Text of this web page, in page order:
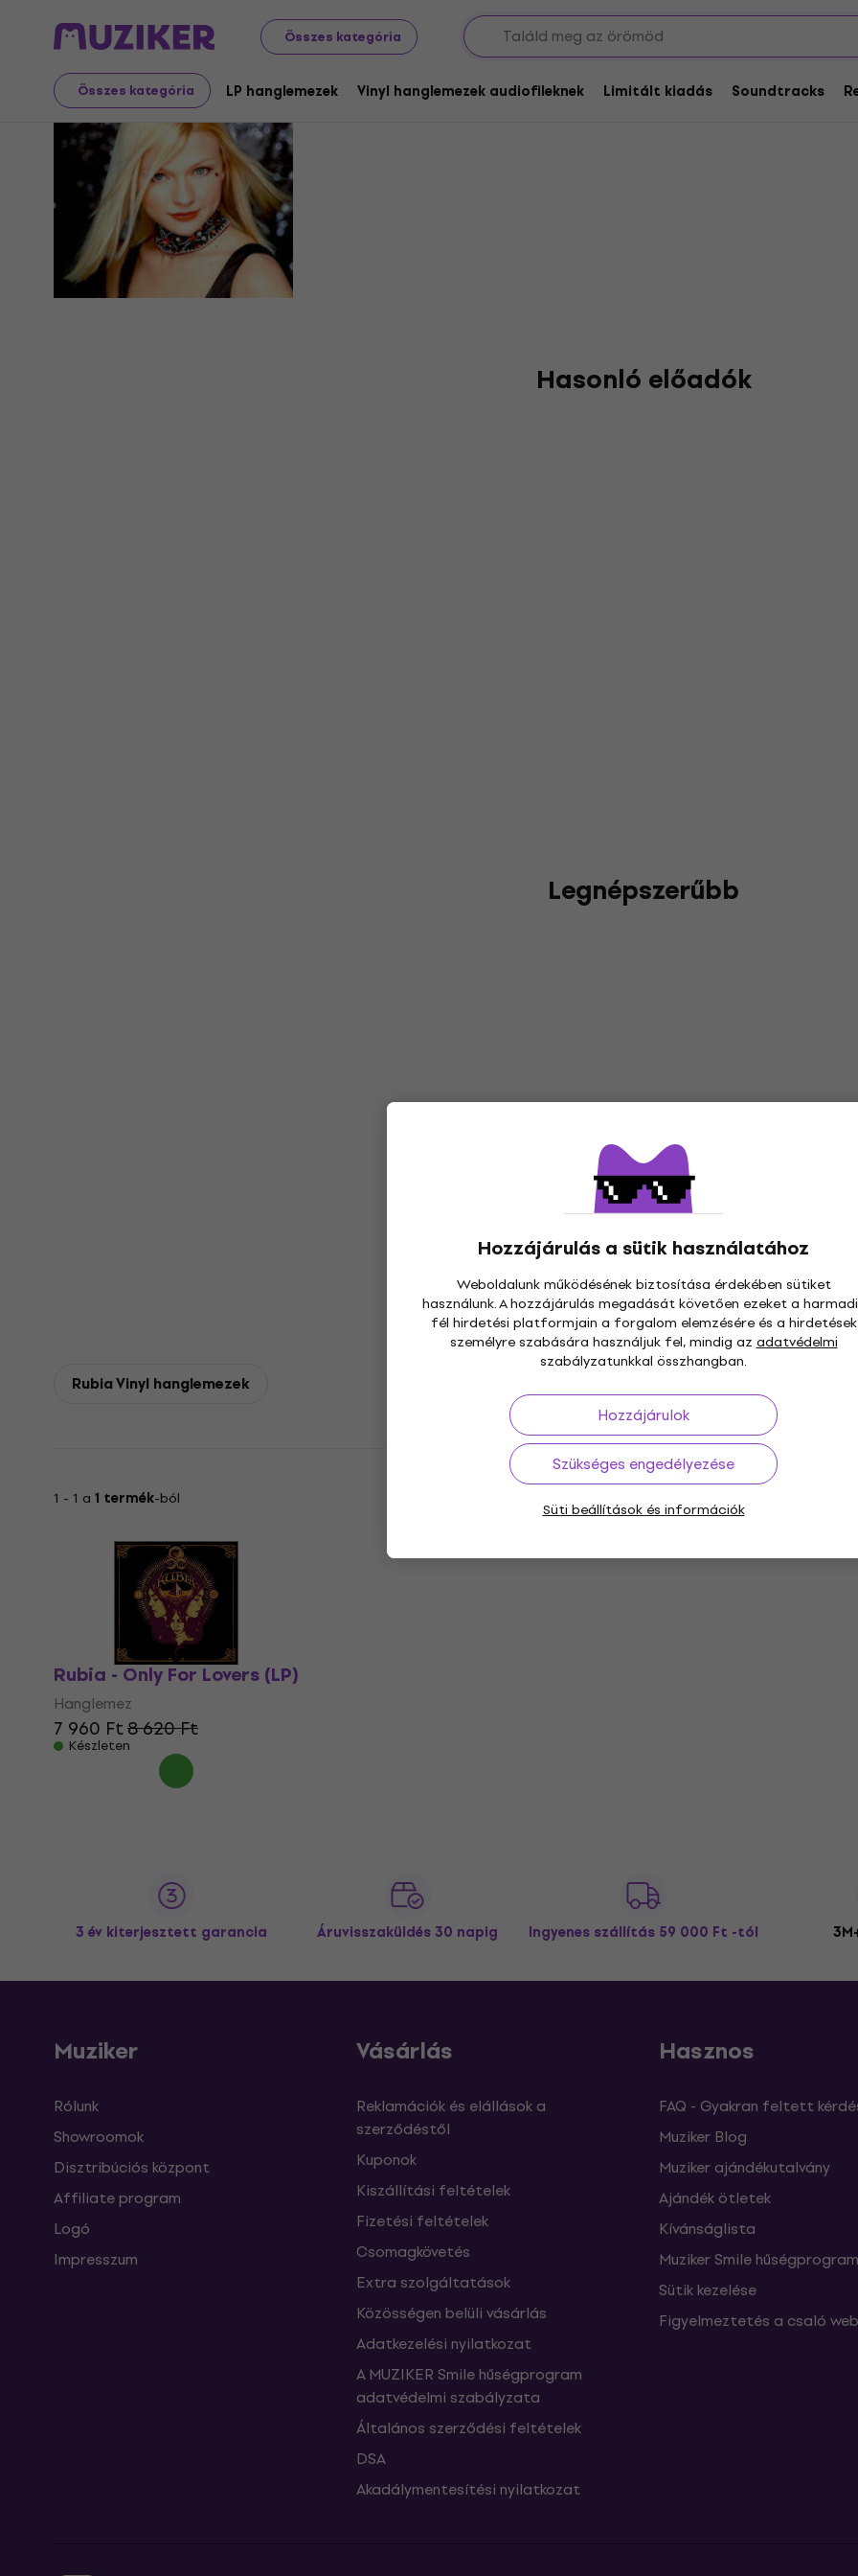
Összes kategória
Összes kategória LP hanglemezek Vinyl hanglemezek audiofileknek Limitált kiadás Soundtracks
Hozzájárulás a sütik használatához
Weboldalunk működésének biztosítása érdekében sütiket
használunk. A hozzájárulás megadását követően ezeket a
fél hirdetési platformjain a forgalom elemzésére és a hirdetések
személyre szabására használjuk fel, mindig azadatvédelmi
szabályzatunkkal összhangban.
Hozzájárulok
Szükséges engedélyezése
Süti beállítások és információk
Rubia
Hasonló előadók
Legnépszerűbb
Rubia Vinyl hanglemezek
1 - 1 a 1 termék-ból
Rubia - Only For Lovers (LP)
Hanglemez
7 960 Ft8 620 Ft
Készleten
3 év kiterjesztett garancia Áruvisszaküldés 30 napig Ingyenes szállítás 59 000 Ft -tól
Muziker
Rólunk
Showroomok
Disztribúciós központ
Affiliate program
Logó
Impresszum
Vásárlás
Reklamációk és elállások a
szerződéstől
Kuponok
Kiszállítási feltételek
Fizetési feltételek
Csomagkövetés
Extra szolgáltatások
Közösségen belüli vásárlás
Adatkezelési nyilatkozat
A MUZIKER Smile hűségprogram
adatvédelmi szabályzata
Általános szerződési feltételek
DSA
Akadálymentesítési nyilatkozat
Hasznos
FAQ - Gyakran feltett
Muziker Blog
Muziker ajándékutalvány
Ajándék ötletek
Kívánságlista
Muziker Smile hűségprogram
Sütik kezelése
Figyelmeztetés a csaló